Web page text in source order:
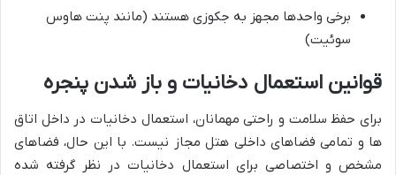
برخی واحدها مجهز به جکوزی هستند (مانند پنت هاوس
سوئیت)
قوانین استعمال دخانیات و باز شدن پنجره
برای حفظ سلامت و راحتی مهمانان، استعمال دخانیات در داخل اتاق
ها و تمامی فضاهای داخلی هتل مجاز نیست. با این حال، فضاهای
مشخص و اختصاصی برای استعمال دخانیات در نظر گرفته شده